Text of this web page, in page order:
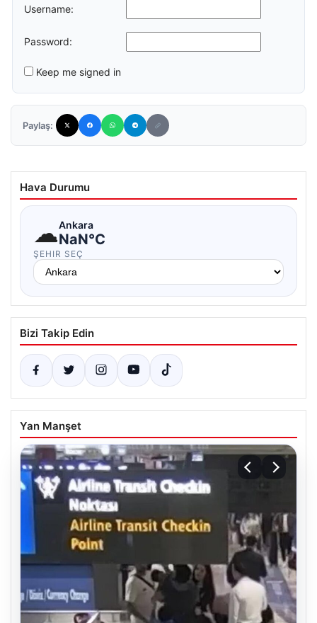
Username:
Password:
Keep me signed in
Paylaş:
Hava Durumu
☁Ankara
NaN°C
ŞEHIR SEÇ
Bizi Takip Edin
Yan Manşet